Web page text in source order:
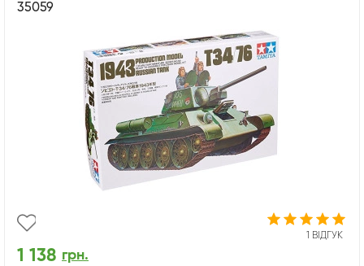
35059
1 ВІДГУК
1 138 грн.